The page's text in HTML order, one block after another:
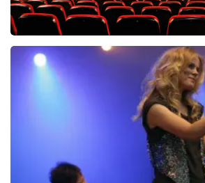
Saturday Night Fever
reviews